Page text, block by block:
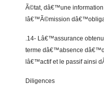
Ã©tat, dâ€™une
lâ€™Ã©mission
.14- Lâ€™assurance
terme dâ€™absence
lâ€™actif et le passif ainsi
Diligences